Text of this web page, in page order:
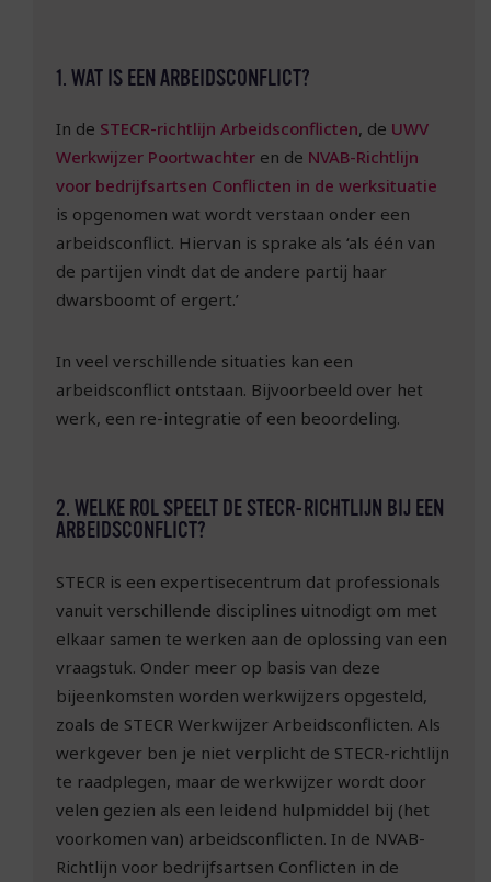
1. WAT IS EEN ARBEIDSCONFLICT?
In de STECR-richtlijn Arbeidsconflicten, de UWV
Werkwijzer Poortwachteren de NVAB-Richtlijn
voor bedrijfsartsen Conflicten in de werksituatie
is opgenomen wat wordt verstaan onder een
arbeidsconflict. Hiervan is sprake als ‘als één van
de partijen vindt dat de andere partij haar
dwarsboomt of ergert.’
In veel verschillende situaties kan een
arbeidsconflict ontstaan. Bijvoorbeeld over het
werk, een re-integratie of een beoordeling.
2. WELKE ROL SPEELT DE STECR-RICHTLIJN BIJ EEN
ARBEIDSCONFLICT?
STECR is een expertisecentrum dat professionals
vanuit verschillende disciplines uitnodigt om met
elkaar samen te werken aan de oplossing van een
vraagstuk. Onder meer op basis van deze
bijeenkomsten worden werkwijzers opgesteld,
zoals de STECR Werkwijzer Arbeidsconflicten. Als
werkgever ben je niet verplicht de STECR-richtlijn
te raadplegen, maar de werkwijzer wordt door
velen gezien als een leidend hulpmiddel bij (het
voorkomen van) arbeidsconflicten. In de NVAB-
Richtlijn voor bedrijfsartsen Conflicten in de